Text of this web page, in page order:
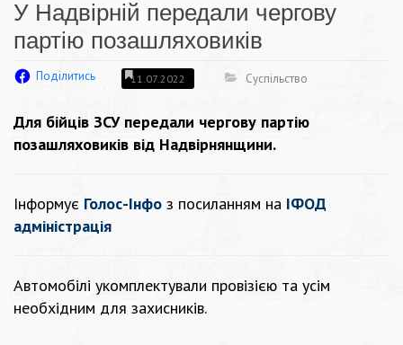
У Надвірній передали чергову
партію позашляховиків
Поділитись 11.07.2022 Суспільство
Для бійців ЗСУ передали чергову партію
позашляховиків від Надвірнянщини.
Інформує Голос-Інфо з посиланням на ІФОД
адміністрація
Автомобілі укомплектували провізією та усім
необхідним для захисників.